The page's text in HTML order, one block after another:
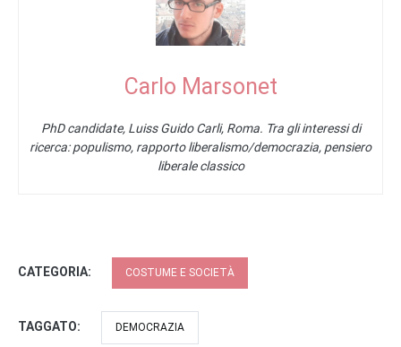
Carlo Marsonet
PhD candidate, Luiss Guido Carli, Roma. Tra gli interessi di
ricerca: populismo, rapporto liberalismo/democrazia, pensiero
liberale classico
CATEGORIA: COSTUME E SOCIETÀ
TAGGATO: DEMOCRAZIA